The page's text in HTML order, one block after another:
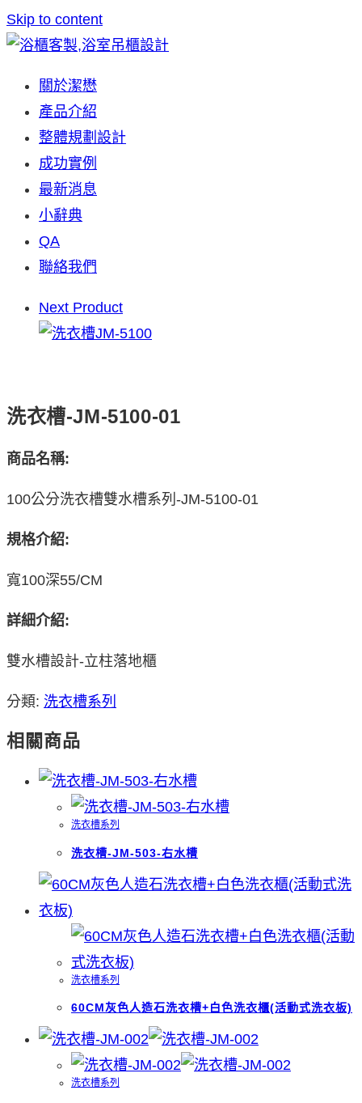
Skip to content
關於潔懋
產品介紹
整體規劃設計
成功實例
最新消息
小辭典
QA
聯絡我們
Next Product
洗衣槽-JM-5100-01
商品名稱:
100公分洗衣槽雙水槽系列-JM-5100-01
規格介紹:
寬100深55/CM
詳細介紹:
雙水槽設計-立柱落地櫃
分類: 洗衣槽系列
相關商品
洗衣槽系列
洗衣槽-JM-503-右水槽
洗衣槽系列
60CM灰色人造石洗衣槽+白色洗衣櫃(活動式洗衣板)
洗衣槽系列